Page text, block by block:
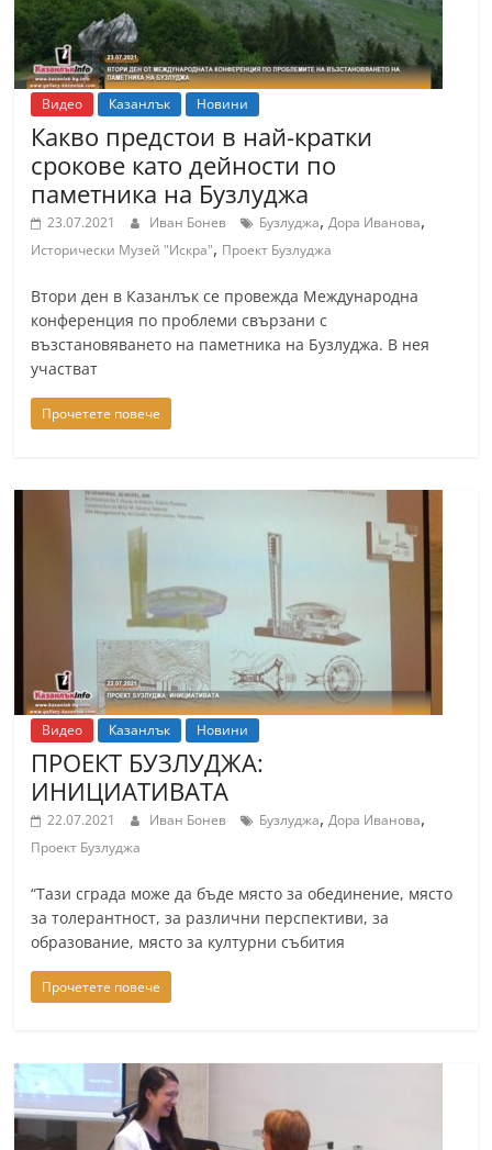
Видео Казанлък Новини
Какво предстои в най-кратки
срокове като дейности по
паметника на Бузлуджа
23.07.2021 Иван Бонев Бузлуджа,Дора Иванова,
Исторически Музей "Искра", Проект Бузлуджа
Втори ден в Казанлък се провежда Международна
конференция по проблеми свързани с
възстановяването на паметника на Бузлуджа. В нея
участват
Прочетете повече
Видео Казанлък Новини
ПРОЕКТ БУЗЛУДЖА:
ИНИЦИАТИВАТА
22.07.2021 Иван Бонев Бузлуджа,Дора Иванова,
Проект Бузлуджа
“Тази сграда може да бъде място за обединение, място
за толерантност, за различни перспективи, за
образование, място за културни събития
Прочетете повече